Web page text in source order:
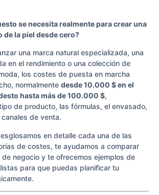
se necesita realmente para crear una
de la piel desde cero?
una marca natural especializada, una
en el rendimiento o una colección de
los costes de puesta en marcha
normalmente desde 10.000 $ en el
hasta más de 100.000 $,
de producto, las fórmulas, el envasado,
de venta.
en detalle cada una de las
de costes, te ayudamos a comparar
negocio y te ofrecemos ejemplos de
para que puedas planificar tu